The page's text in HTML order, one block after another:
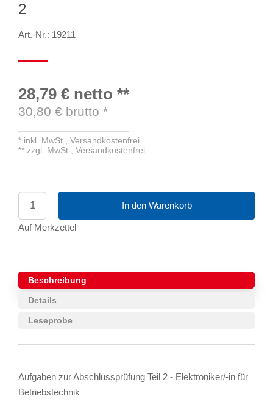
2
Art.-Nr.: 19211
28,79 € netto **
30,80 € brutto *
* inkl. MwSt., Versandkostenfrei
** zzgl. MwSt., Versandkostenfrei
In den Warenkorb
Auf Merkzettel
Beschreibung
Details
Leseprobe
Aufgaben zur Abschlussprüfung Teil 2 - Elektroniker/-in für
Betriebstechnik